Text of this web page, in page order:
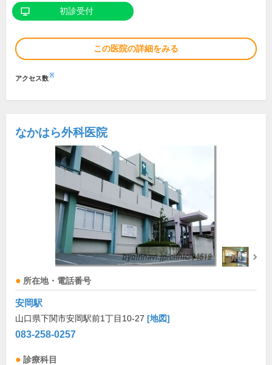
初診受付
この医院の詳細をみる
アクセス数※
なかはら外科医院
所在地・電話番号
安岡駅
山口県下関市安岡駅前1丁目10-27 [地図]
083-258-0257
診療科目